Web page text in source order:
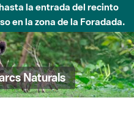
la entrada del recinto
en la zona de la Foradada.
Naturals